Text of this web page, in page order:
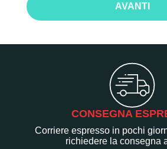
AVANTI
CONSEGNA
Corriere espresso in pochi
richiedere la consegna